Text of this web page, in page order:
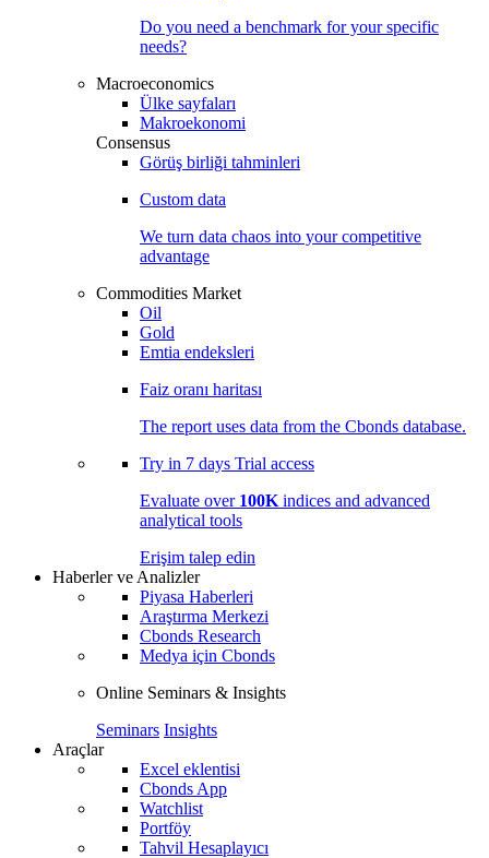
Do you need a benchmark for your specific
needs?
Macroeconomics
Ülke sayfaları
Makroekonomi
Consensus
Görüş birliği tahminleri
Custom data
We turn data chaos into your competitive
advantage
Commodities Market
Oil
Gold
Emtia endeksleri
Faiz oranı haritası
The report uses data from the Cbonds database.
Try in 7 days Trial access
Evaluate over 100K indices and advanced
analytical tools
Erişim talep edin
Haberler ve Analizler
Piyasa Haberleri
Araştırma Merkezi
Cbonds Research
Medya için Cbonds
Online Seminars & Insights
Seminars Insights
Araçlar
Excel eklentisi
Cbonds App
Watchlist
Portföy
Tahvil Hesaplayıcı